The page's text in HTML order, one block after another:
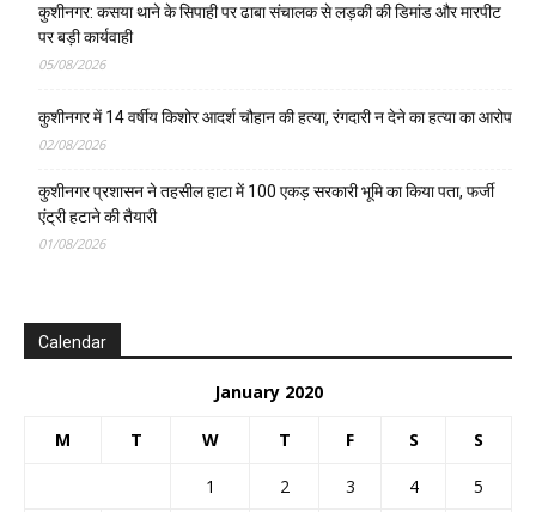
कुशीनगर: कसया थाने के सिपाही पर ढाबा संचालक से लड़की की डिमांड और मारपीट
पर बड़ी कार्यवाही
05/08/2026
कुशीनगर में 14 वर्षीय किशोर आदर्श चौहान की हत्या, रंगदारी न देने का हत्या का आरोप
02/08/2026
कुशीनगर प्रशासन ने तहसील हाटा में 100 एकड़ सरकारी भूमि का किया पता, फर्जी
एंट्री हटाने की तैयारी
01/08/2026
Calendar
January 2020
M T W T F S S
1 2 3 4
5